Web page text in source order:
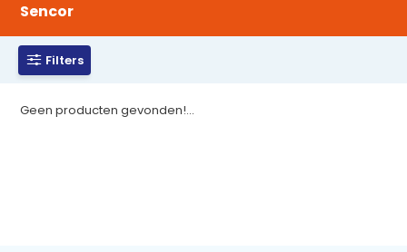
Sencor
Filters
Geen producten gevonden!...